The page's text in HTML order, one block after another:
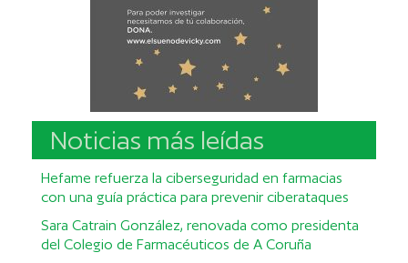
Noticias más leídas
Hefame refuerza la ciberseguridad en farmacias
con una guía práctica para prevenir ciberataques
Sara Catrain González, renovada como presidenta
del Colegio de Farmacéuticos de A Coruña